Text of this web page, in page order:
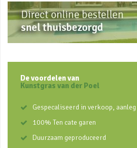
De voordelen van
Kunstgras van der Poel
Gespecaliseerd in verkoop,
100% Ten cate garen
Duurzaam geproduceerd